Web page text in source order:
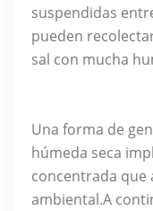
suspendidas
pueden
sal con mucha
Una forma de
húmeda seca
concentrada que
ambiental.A